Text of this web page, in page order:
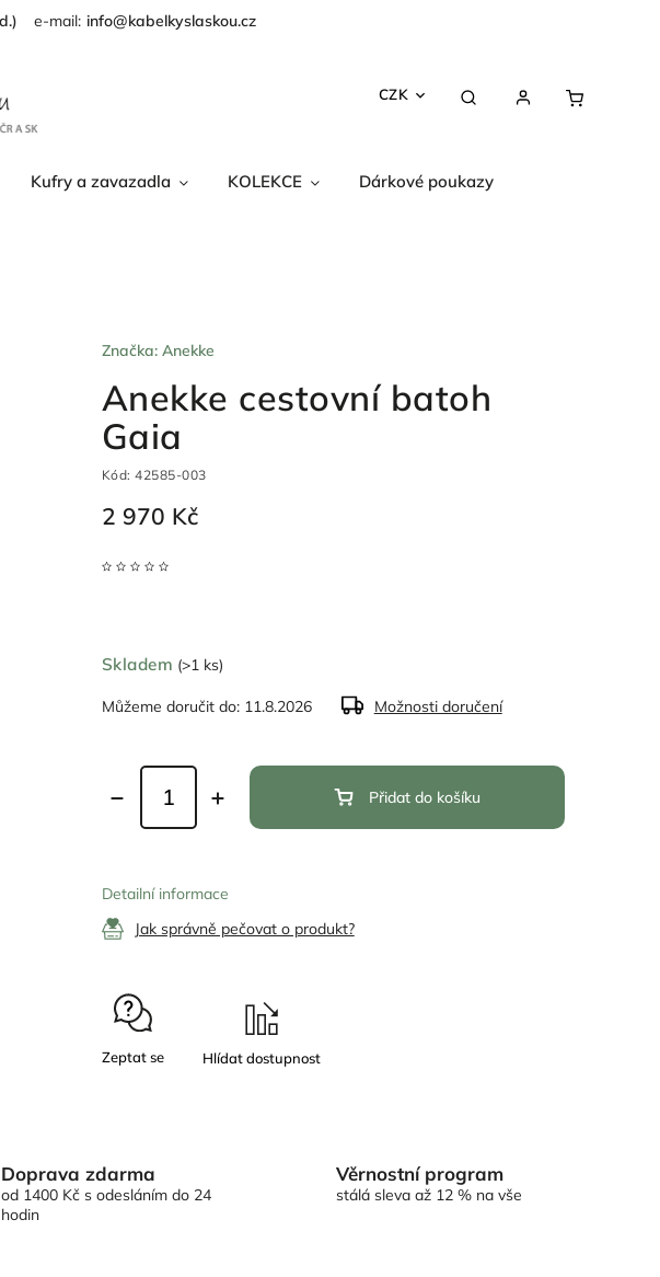
info@kabelkyslaskou.cz
CZK
Kufry a zavazadla KOLEKCE Dárkové poukazy
Anekke cestovní batoh
Gaia
Kód: 42585-003
2 970 Kč
Značka: Anekke
Skladem (>1 ks)
Můžeme doručit do: 11.8.2026 Možnosti doručení
Přidat do košíku
Detailní informace
Jak správně pečovat o produkt?
Zeptat se
Doprava zdarma
od 1400 Kč s odesláním do 24
hodin
Věrnostní program
stálá sleva až 12 % na vše